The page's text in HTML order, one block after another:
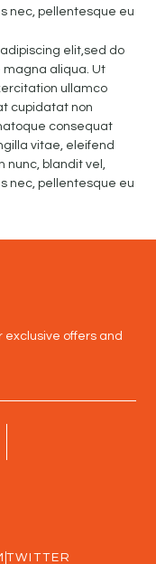
nec, pellentesque eu
elit,sed do
magna aliqua. Ut
ullamco
cupidatat non
consequat
vitae, eleifend
nunc, blandit vel,
nec, pellentesque eu
exclusive offers and
TWITTER